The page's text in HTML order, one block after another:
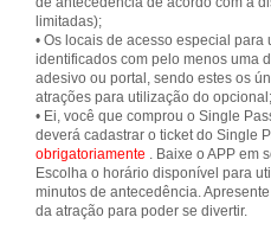
limitadas);
• Os locais de acesso especial
identificados com pelo menos uma
adesivo ou portal, sendo estes os
atrações para utilização do opcional;
• Ei, você que comprou o Single
deverá cadastrar o ticket do Single
obrigatoriamente . Baixe o APP em
Escolha o horário disponível para
minutos de antecedência.
da atração para poder se divertir.